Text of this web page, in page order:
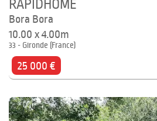
RAPIDHOME
Bora Bora
10.00 x 4.00m
33 - Gironde (France)
25 000 €